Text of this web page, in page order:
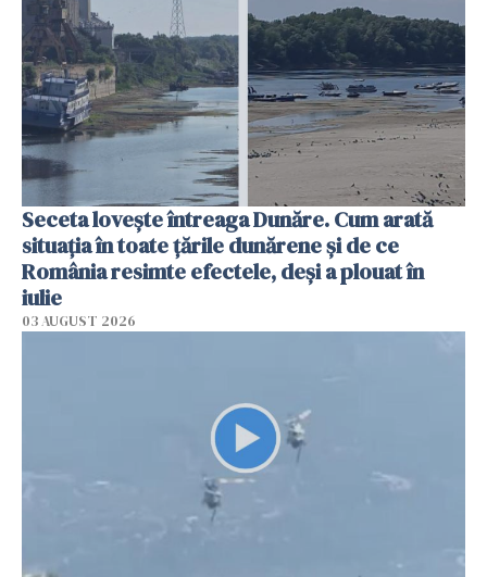
Seceta lovește întreaga Dunăre. Cum arată
situația în toate țările dunărene și de ce
România resimte efectele, deși a plouat în
iulie
03 AUGUST 2026